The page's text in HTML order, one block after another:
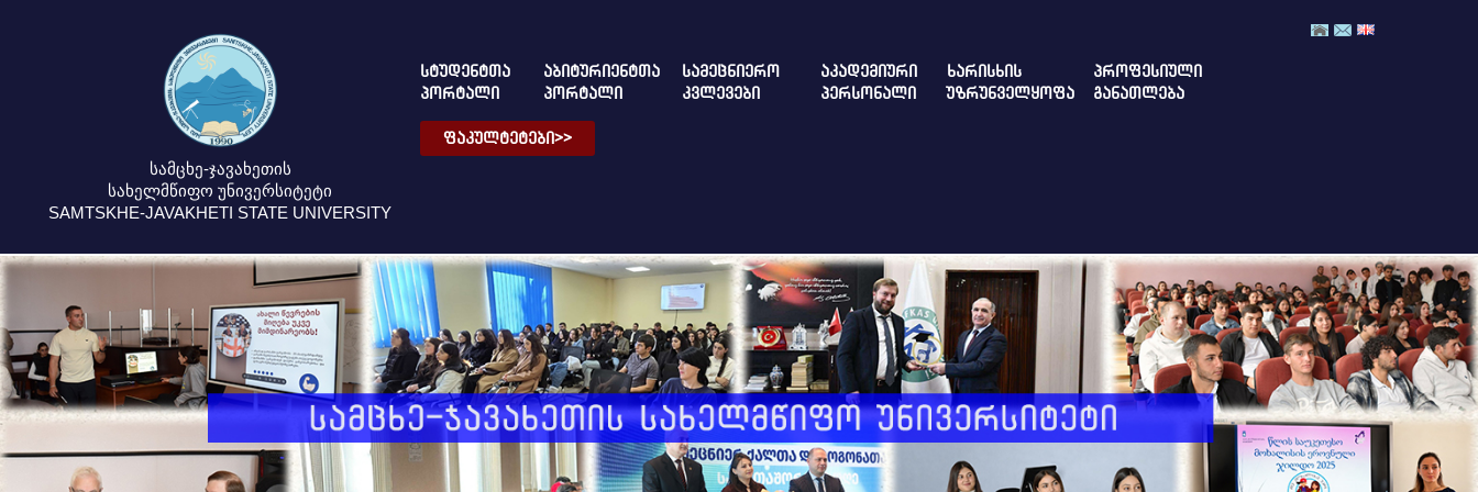
სამცხე-ჯავახეთის
სახელმწიფო უნივერსიტეტი
SAMTSKHE-JAVAKHETI STATE UNIVERSITY
ᲡᲢᲣᲓᲔᲜᲢᲗᲐ
ᲞᲝᲠᲢᲐᲚᲘ
ᲐᲑᲘᲢᲣᲠᲘᲔᲜᲢᲗᲐ
ᲞᲝᲠᲢᲐᲚᲘ
ᲡᲐᲛᲔᲪᲜᲘᲔᲠᲝ
ᲙᲕᲚᲔᲕᲔᲑᲘ
ᲐᲙᲐᲓᲔᲛᲘᲣᲠᲘ
ᲞᲔᲠᲡᲝᲜᲐᲚᲘ
ᲮᲐᲠᲘᲡᲮᲘᲡ
ᲣᲖᲠᲣᲜᲕᲔᲚᲧᲝᲤᲐ
ᲞᲠᲝᲤᲔᲡᲘᲣᲚᲘ
ᲒᲐᲜᲐᲗᲚᲔᲑᲐ
ᲤᲐᲙᲣᲚᲢᲔᲢᲔᲑᲘ>>
32
amazewatches.com
in
black
ceramic
are
to